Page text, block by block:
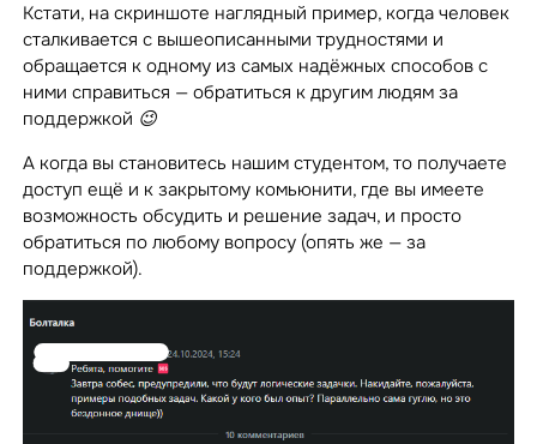
Кстати, на скриншоте наглядный пример, когда человек
сталкивается с вышеописанными трудностями и
обращается к одному из самых надёжных способов с
ними справиться — обратиться к другим людям за
поддержкой 😉
А когда вы становитесь нашим студентом, то получаете
доступ ещё и к закрытому комьюнити, где вы имеете
возможность обсудить и решение задач, и просто
обратиться по любому вопросу (опять же — за
поддержкой).